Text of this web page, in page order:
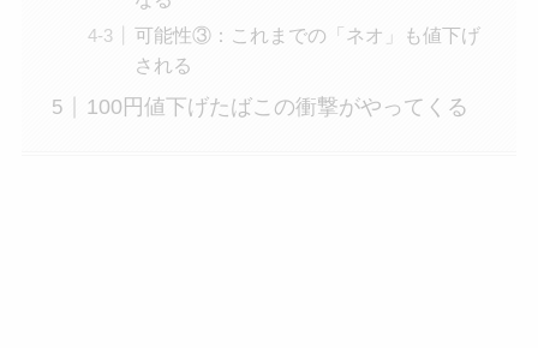
可能性③：これまでの「ネオ」も値下げ
される
100円値下げたばこの衝撃がやってくる